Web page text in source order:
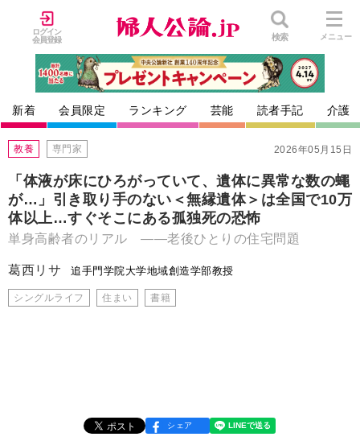
ログイン
会員登録
検索 メニュー
新着 会員限定 ランキング 芸能 読者手記 介護
2026年05月15日
教養 専門家
「体液が床にひろがっていて、遺体に異常な数の蠅
が…」引き取り手のない＜無縁遺体＞は全国で10万
体以上…すぐそこにある孤独死の恐怖
単身高齢者のリアル ――老後ひとりの住宅問題
葛西リサ 追手門学院大学地域創造学部教授
シングルライフ 住まい 書籍
シェア